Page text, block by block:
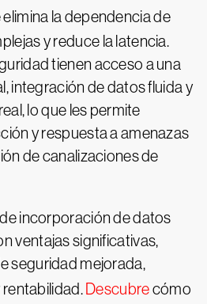
elimina la dependencia de
y reduce la latencia.
tienen acceso a una
integración de datos fluida y
lo que les permite
y respuesta a amenazas
de canalizaciones de
incorporación de datos
ventajas significativas,
seguridad mejorada,
Descubrecómo